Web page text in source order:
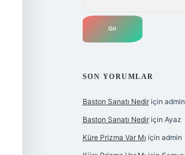
SON YORUMLAR
Baston Sanatı Nediriçin admin
Baston Sanatı Nediriçin Ayaz
Küre Prizma Var Mı için admin